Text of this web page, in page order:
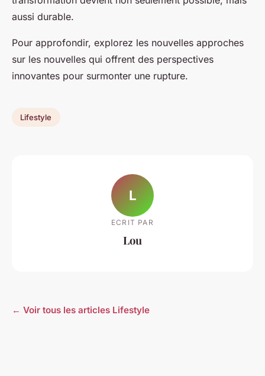
aussi durable.
Pour approfondir, explorez les nouvelles approches
sur les nouvelles qui offrent des perspectives
innovantes pour surmonter une rupture.
Lifestyle
L
ECRIT PAR
Lou
← Voir tous les articles Lifestyle